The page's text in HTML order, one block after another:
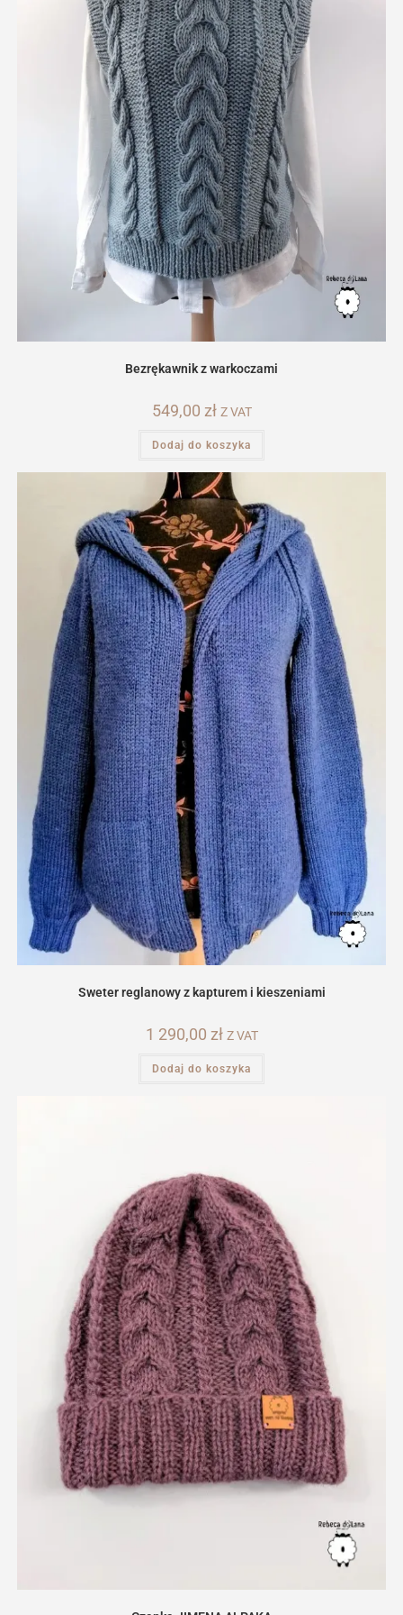
Bezrękawnik z warkoczami
549,00 zł Z VAT
Dodaj do koszyka
Sweter reglanowy z kapturem i kieszeniami
1 290,00 zł Z VAT
Dodaj do koszyka